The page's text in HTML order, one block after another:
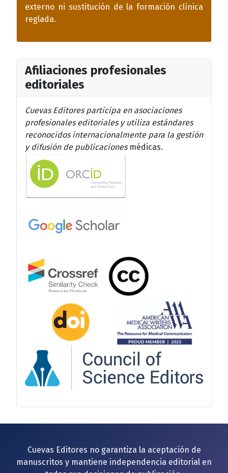
Afiliaciones profesionales
editoriales
Cuevas Editores participa en asociaciones
profesionales editoriales y utiliza estándares
reconocidos internacionalmente para la gestión
y difusión de publicacionesmédicas.
externo ni sustitución de la formación clínica
reglada.
Cuevas Editores no garantiza la aceptación de
manuscritos y mantiene independencia editorial en